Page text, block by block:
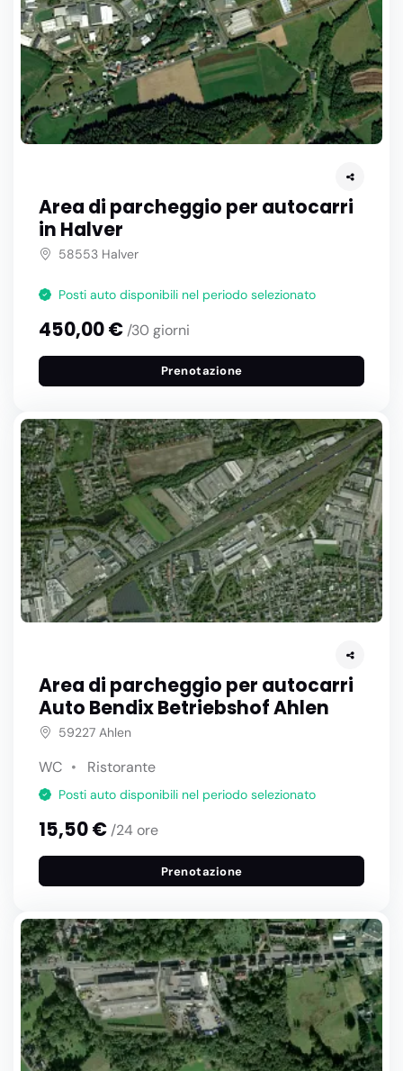
Area di parcheggio per autocarri
in Halver
58553 Halver
Posti auto disponibili nel periodo selezionato
450,00 € /30 giorni
Prenotazione
Area di parcheggio per autocarri
Auto Bendix Betriebshof Ahlen
59227 Ahlen
WC Ristorante
Posti auto disponibili nel periodo selezionato
15,50 € /24 ore
Prenotazione